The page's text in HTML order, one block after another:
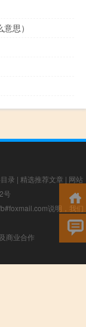
思）
录 | 精选推荐文章 | 网站
号
说明，我们
商业合作